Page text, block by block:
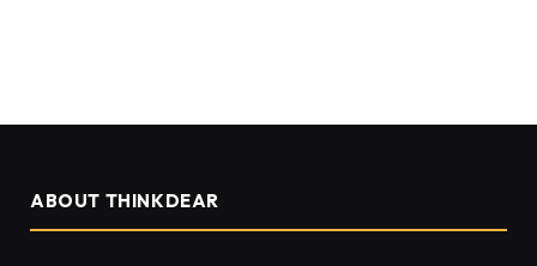
ABOUT THINKDEAR